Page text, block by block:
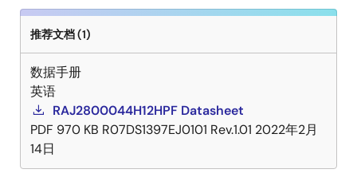
推荐文档 (1)
数据手册
英语
RAJ2800044H12HPF Datasheet
PDF 970 KB R07DS1397EJ0101 Rev.1.01 2022年2月
14日